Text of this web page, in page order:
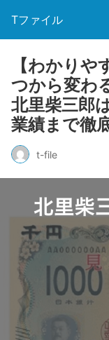
Tファイル
【わかりや
つから変わ
北里柴三郎
業績まで徹
t-file